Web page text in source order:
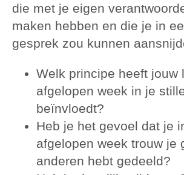
die met je eigen
maken hebben en die je in
gesprek zou kunnen
Welk principe heeft jouw
afgelopen week in je
beïnvloedt?
Heb je het gevoel dat je
afgelopen week trouw je
anderen hebt gedeeld?